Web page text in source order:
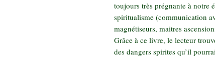
toujours très prégnante à notre
spiritualisme (communication
magnétiseurs, maitres
Grâce à ce livre, le lecteur
des dangers spirites qu’il